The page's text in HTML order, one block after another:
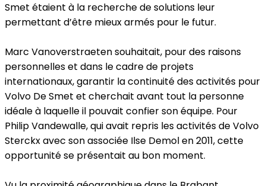
Smet étaient à la recherche de solutions leur
permettant d’être mieux armés pour le futur.
Marc Vanoverstraeten souhaitait, pour des raisons
personnelles et dans le cadre de projets
internationaux, garantir la continuité des activités pour
Volvo De Smet et cherchait avant tout la personne
idéale à laquelle il pouvait confier son équipe. Pour
Philip Vandewalle, qui avait repris les activités de Volvo
Sterckx avec son associée Ilse Demol en 2011, cette
opportunité se présentait au bon moment.